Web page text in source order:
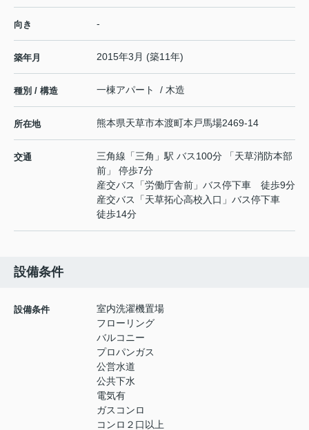
向き -
築年月 2015年3月 (築11年)
種別 / 構造 一棟アパート / 木造
所在地 熊本県天草市本渡町本戸馬場2469-14
交通 三角線 「三角 」駅 バス100分 「天草消防本部
前」 停歩7分
産交バス「労働庁舎前」バス停下車 徒歩9分
産交バス「天草拓心高校入口」バス停下車
徒歩14分
設備条件
設備条件
室内洗濯機置場
フローリング
バルコニー
プロパンガス
公営水道
公共下水
電気有
ガスコンロ
コンロ２口以上